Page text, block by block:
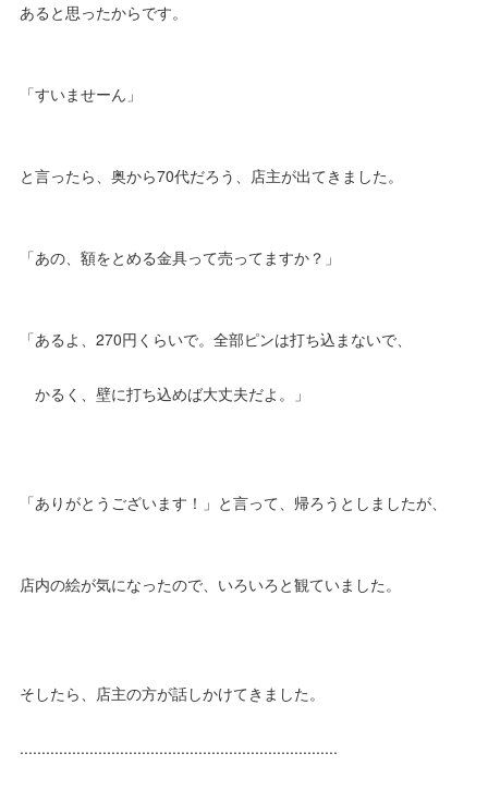
あると思ったからです。
「すいませーん」
と言ったら、奥から70代だろう、店主が出てきました。
「あの、額をとめる金具って売ってますか？」
「あるよ、270円くらいで。全部ピンは打ち込まないで、
かるく、壁に打ち込めば大丈夫だよ。」
「ありがとうございます！」と言って、帰ろうとしましたが、
店内の絵が気になったので、いろいろと観ていました。
そしたら、店主の方が話しかけてきました。
.........................................................................